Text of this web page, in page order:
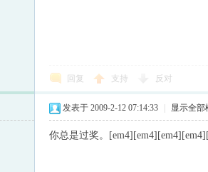
回复 支持 反对
发表于 2009-2-12 07:14:33 显示全部
你总是过奖。